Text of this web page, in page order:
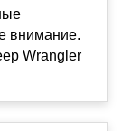
внимание.
Wrangler